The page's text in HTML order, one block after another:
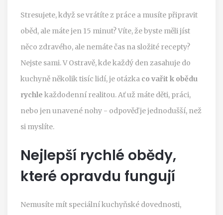
Stresujete, když se vrátíte z práce a musíte připravit
oběd, ale máte jen 15 minut? Víte, že byste měli jíst
něco zdravého, ale nemáte čas na složité recepty?
Nejste sami. V Ostravě, kde každý den zasahuje do
kuchyně několik tisíc lidí, je otázka co vařit k obědu
rychle každodenní realitou. Ať už máte děti, práci,
nebo jen unavené nohy - odpověď je jednodušší, než
si myslíte.
Nejlepší rychlé obědy,
které opravdu fungují
Nemusíte mít speciální kuchyňské dovednosti,